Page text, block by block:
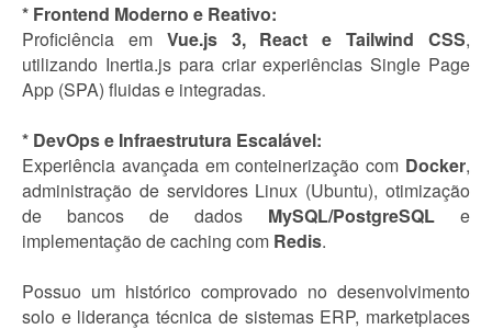
* Frontend Moderno e Reativo:
Proficiência em Vue.js 3, React e Tailwind CSS,
utilizando Inertia.js para criar experiências Single Page
App (SPA) fluidas e integradas.
* DevOps e Infraestrutura Escalável:
Experiência avançada em conteinerização com Docker,
administração de servidores Linux (Ubuntu), otimização
de bancos de dados MySQL/PostgreSQL e
implementação de caching com Redis.
Possuo um histórico comprovado no desenvolvimento
solo e liderança técnica de sistemas ERP, marketplaces